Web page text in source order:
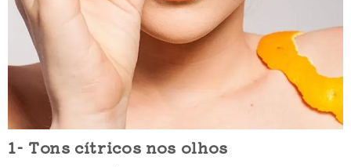
1- Tons cítricos nos olhos